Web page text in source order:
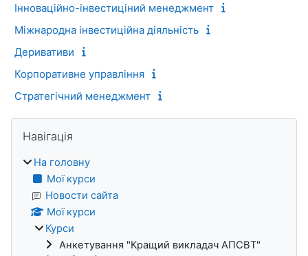
Інноваційно-інвестиціний менеджмент
Міжнародна інвестиційна діяльність
Деривативи
Корпоративне управління
Стратегічний менеджмент
Блоки
Навігація
На головну
Мої курси
Новости сайта
Мої курси
Курси
Анкетування "Кращий викладач АПСВТ"